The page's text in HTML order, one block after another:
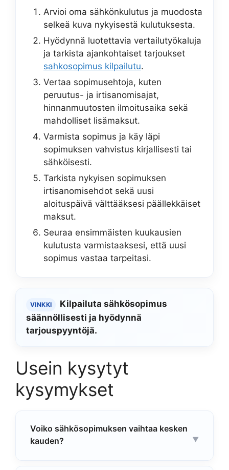
Arvioi oma sähkönkulutus ja muodosta
selkeä kuva nykyisestä kulutuksesta.
Hyödynnä luotettavia vertailutyökaluja
ja tarkista ajankohtaiset tarjoukset
sahkosopimus kilpailutu.
Vertaa sopimusehtoja, kuten
peruutus- ja irtisanomisajat,
hinnanmuutosten ilmoitusaika sekä
mahdolliset lisämaksut.
Varmista sopimus ja käy läpi
sopimuksen vahvistus kirjallisesti tai
sähköisesti.
Tarkista nykyisen sopimuksen
irtisanomisehdot sekä uusi
aloituspäivä välttääksesi päällekkäiset
maksut.
Seuraa ensimmäisten kuukausien
kulutusta varmistaaksesi, että uusi
sopimus vastaa tarpeitasi.
VINKKI
Kilpailuta sähkösopimus
säännöllisesti ja hyödynnä
tarjouspyyntöjä.
Usein kysytyt
kysymykset
Voiko sähkösopimuksen vaihtaa kesken
kauden?